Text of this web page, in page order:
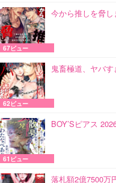
今から推しを脅し
67ビュー
鬼畜極道、ヤバ
62ビュー
BOY’Sピアス
61ビュー
落札額2億7500万